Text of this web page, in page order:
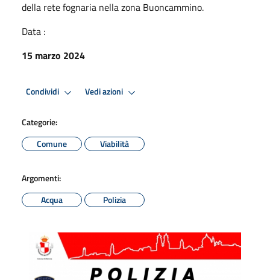
della rete fognaria nella zona Buoncammino.
Data :
15 marzo 2024
Condividi Vedi azioni
Categorie:
Comune
Viabilità
Argomenti:
Acqua
Polizia